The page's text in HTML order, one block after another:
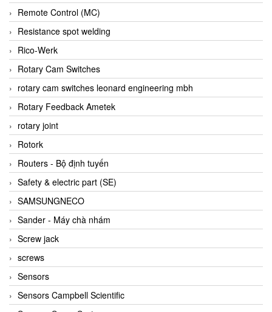
Bloom Engineering
Boneng
Bopp & Reuther Messtechnik
Bosch
Boydcorp
BRAUN Vietnam
Brinkmann Pumpen
BRONKHORST
Brook Instrument
Brooks Instrument Vietnam
Buhler
BURLING INSTRUMENTS
Burster
BUSCHJOST
Calectro
Campbell Scientific
Remote Control (MC)
Resistance spot welding
Rico-Werk
Rotary Cam Switches
rotary cam switches leonard engineering mbh
Rotary Feedback Ametek
rotary joint
Rotork
Routers - Bộ định tuyến
Safety & electric part (SE)
SAMSUNGNECO
Sander - Máy chà nhám
Screw jack
screws
Sensors
Sensors Campbell Scientific